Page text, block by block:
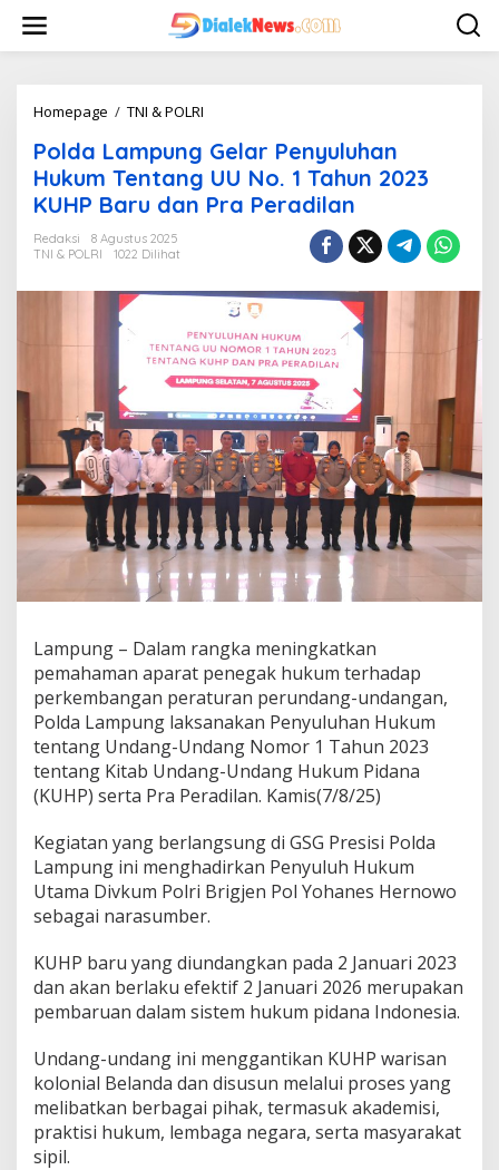
w
Homepage / TNI & POLRI
d
L
u
g
G
e
l
a
r
P
e
n
y
u
l
u
h
H
u
k
m
T
e
n
n
g
U
U
.
1
T
h
n
2
0
Polda Lampung Gelar Penyuluhan
Hukum Tentang UU No. 1 Tahun 2023
KUHP Baru dan Pra Peradilan
Redaksi
8 Agustus 2025
TNI & POLRI
1022 Dilihat
Lampung – Dalam rangka meningkatkan
pemahaman aparat penegak hukum terhadap
perkembangan peraturan perundang-undangan,
Polda Lampung laksanakan Penyuluhan Hukum
tentang Undang-Undang Nomor 1 Tahun 2023
tentang Kitab Undang-Undang Hukum Pidana
(KUHP) serta Pra Peradilan. Kamis(7/8/25)
Kegiatan yang berlangsung di GSG Presisi Polda
Lampung ini menghadirkan Penyuluh Hukum
Utama Divkum Polri Brigjen Pol Yohanes Hernowo
sebagai narasumber.
KUHP baru yang diundangkan pada 2 Januari 2023
dan akan berlaku efektif 2 Januari 2026 merupakan
pembaruan dalam sistem hukum pidana Indonesia.
Undang-undang ini menggantikan KUHP warisan
kolonial Belanda dan disusun melalui proses yang
melibatkan berbagai pihak, termasuk akademisi,
praktisi hukum, lembaga negara, serta masyarakat
sipil.